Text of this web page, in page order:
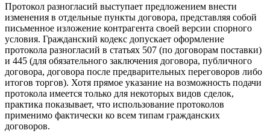
Протокол разногласий выступает предложением внести
изменения в отдельные пункты договора, представляя собой
письменное изложение контрагента своей версии спорного
условия. Гражданский кодекс допускает оформление
протокола разногласий в статьях 507 (по договорам поставки)
и 445 (для обязательного заключения договора, публичного
договора, договора после предварительных переговоров либо
итогов торгов). Хотя прямое указание на возможность подачи
протокола имеется только для некоторых видов сделок,
практика показывает, что использование протоколов
применимо фактически ко всем типам гражданских
договоров.